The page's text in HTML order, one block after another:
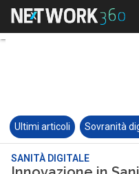
Ultimi articoli Sovranità
SANITÀ DIGITALE